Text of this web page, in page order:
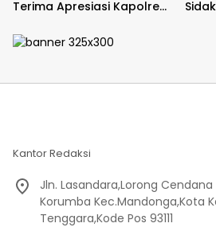
Terima Apresiasi Kapolres
Kantor Redaksi
Jln. Lasandara,Lorong Cendana
Korumba Kec.Mandonga,Kota
Tenggara,Kode Pos 93111